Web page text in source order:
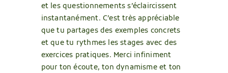
et les questionnements s’éclaircissent
instantanément. C’est très appréciable
que tu partages des exemples concrets
et que tu rythmes les stages avec des
exercices pratiques. Merci infiniment
pour ton écoute, ton dynamisme et ton